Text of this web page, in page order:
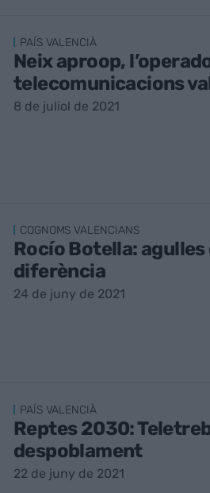
PAÍS VALENCIÀ
Neix aproop,
telecomunicacions
8 de juliol de 2021
COGNOMS VALENCIANS
Rocío Botella:
diferència
24 de juny de 2021
PAÍS VALENCIÀ
Reptes 2030:
despoblament
22 de juny de 2021